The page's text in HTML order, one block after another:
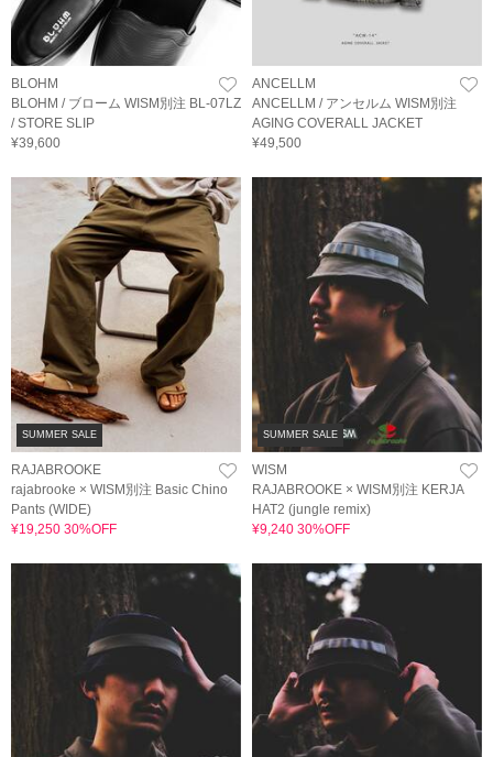
BLOHM
BLOHM / ブローム WISM別注 BL-07LZ
/ STORE SLIP
¥39,600
ANCELLM
ANCELLM / アンセルム WISM別注
AGING COVERALL JACKET
¥49,500
SUMMER SALE
RAJABROOKE
rajabrooke × WISM別注 Basic Chino
Pants (WIDE)
¥19,250 30%OFF
SUMMER SALE
WISM
RAJABROOKE × WISM別注 KERJA
HAT2 (jungle remix)
¥9,240 30%OFF